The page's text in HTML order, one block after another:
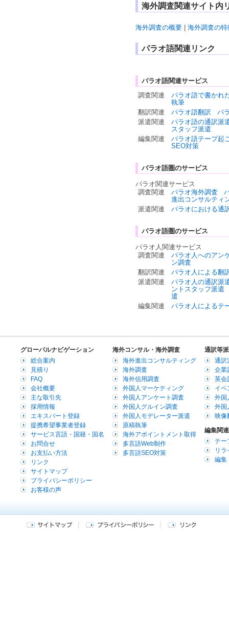
海外調査関連サイト内
海外調査の概要 海外調査の特
パラオ語関連リンク
パラオ語関連サービス
調査関連
パラオ語で書かれ
執筆
翻訳関連
パラオ語翻訳
パ
派遣関連
パラオ語の通訳派
スタッフ派遣
編集関連
パラオ語テープ起
SEO対策
パラオ語圏のサービス
パラオ関連サービス
調査関連
パラオ海外調査
進出コンサルティ
派遣関連
パラオにおける通
パラオ語圏のサービス
パラオ人関連サービス
調査関連
パラオ人へのアン
ン調査
翻訳関連
パラオ人による翻
派遣関連
パラオ人の通訳派
ントスタッフ派遣
遣
編集関連
パラオ人によるテ
グローバルナビゲーション
総合案内
見積り
FAQ
会社概要
主な取引先
採用情報
エキスパート登録
提携希望事業者登録
サービス言語・国籍・国名
お問合せ
お支払い方法
リンク
サイトマップ
プライバシーポリシー
お客様の声
海外コンサル・海外調査
海外進出コンサルティング
海外調査
海外信用調査
外国人マーケティング
外国人アンケート調査
外国人グルイン調査
外国人モデレーター派遣
原稿執筆
海外アポイントメント取得
多言語Web制作
多言語SEO対策
通訳等
通訳
企業
英会
イベ
外国
外国
映像
編集関連
テー
リラ
編集